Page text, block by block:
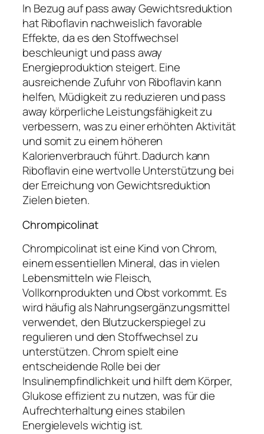
In Bezug auf pass away Gewichtsreduktion
hat Riboflavin nachweislich favorable
Effekte, da es den Stoffwechsel
beschleunigt und pass away
Energieproduktion steigert. Eine
ausreichende Zufuhr von Riboflavin kann
helfen, Müdigkeit zu reduzieren und pass
away körperliche Leistungsfähigkeit zu
verbessern, was zu einer erhöhten Aktivität
und somit zu einem höheren
Kalorienverbrauch führt. Dadurch kann
Riboflavin eine wertvolle Unterstützung bei
der Erreichung von Gewichtsreduktion
Zielen bieten.
Chrompicolinat
Chrompicolinat ist eine Kind von Chrom,
einem essentiellen Mineral, das in vielen
Lebensmitteln wie Fleisch,
Vollkornprodukten und Obst vorkommt. Es
wird häufig als Nahrungsergänzungsmittel
verwendet, den Blutzuckerspiegel zu
regulieren und den Stoffwechsel zu
unterstützen. Chrom spielt eine
entscheidende Rolle bei der
Insulinempfindlichkeit und hilft dem Körper,
Glukose effizient zu nutzen, was für die
Aufrechterhaltung eines stabilen
Energielevels wichtig ist.